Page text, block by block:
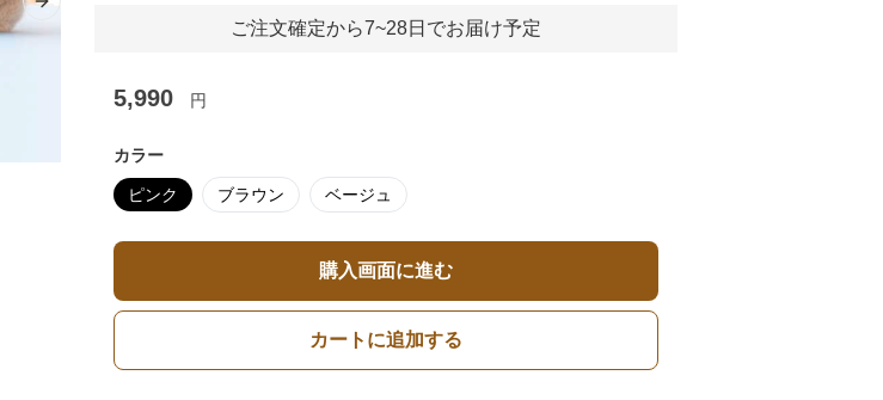
Next slide
ご注文確定から7~28日でお届け予定
5,990 円
カラー
ピンク ブラウン ベージュ
購入画面に進む
カートに追加する